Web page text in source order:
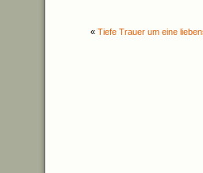
« Tiefe Trauer um eine